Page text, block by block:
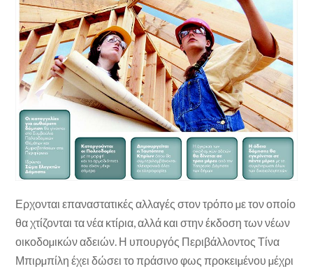
Ερχονται επαναστατικές αλλαγές στον τρόπο µε τον οποίο
θα χτίζονται τα νέα κτίρια, αλλά και στην έκδοση των νέων
οικοδοµικών αδειών. Η υπουργός Περιβάλλοντος Τίνα
Μπιρµπίλη έχει δώσει το πράσινο φως προκειµένου µέχρι